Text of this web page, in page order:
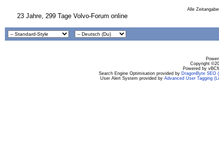
Alle
23 Jahre, 299 Tage Volvo-Forum online
Copyright
Powered by
Search Engine Optimisation provided by DragonByte SEO
User Alert System provided by Advanced User Tagging